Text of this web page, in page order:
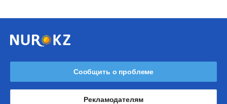
Сообщить о проблеме
Рекламодателям